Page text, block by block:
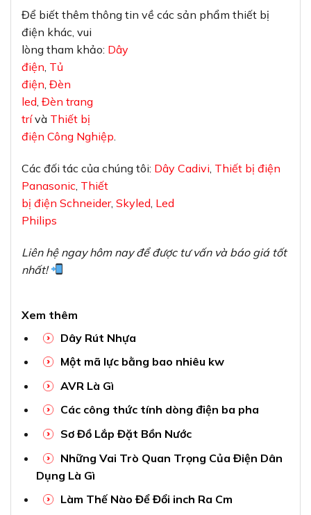
Để biết thêm thông tin về các sản phẩm thiết bị
điện khác, vui
lòng tham khảo: Dây
điện Tủ
điện Đèn
led Đèn trang
trívà Thiết bị
điện Công Nghiệp
Các đối tác của chúng tôi: Dây Cadivi Thiết bị điện
Panasonic Thiết
bị điện Schneider, Skyled Led
Philips
Liên hệ ngay hôm nay để được tư vấn và báo giá tốt
nhất!
Xem thêm
Dây Rút Nhựa
Một mã lực bằng bao nhiêu kw
AVR Là Gì
Các công thức tính dòng điện ba pha
Sơ Đồ Lắp Đặt Bồn Nước
Những Vai Trò Quan Trọng Của Điện Dân
Dụng Là Gì
Làm Thế Nào Để Đổi inch Ra Cm